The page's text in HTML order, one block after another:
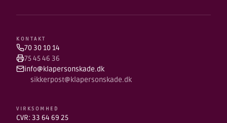
KONTAKT
70 30 10 14
75 45 46 36
info@klapersonskade.dk
sikkerpost@klapersonskade.dk
VIRKSOMHED
CVR: 33 64 69 25